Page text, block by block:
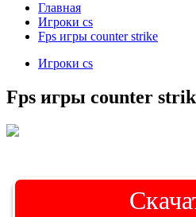
Главная
Игроки cs
Fps игры counter strike
Игроки cs
Fps игры counter